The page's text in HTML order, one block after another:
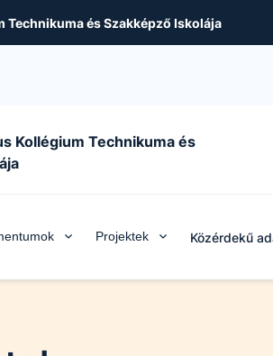
Technikuma és Szakképző Iskolája
Kollégium Technikuma és
Projektek Közérdekű